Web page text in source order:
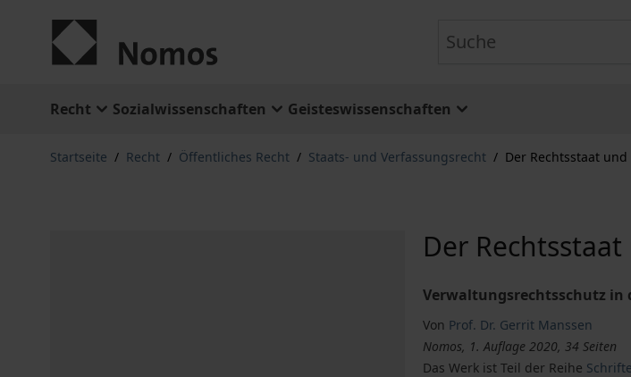
Recht Sozialwissenschaften Geisteswissenschaften
Startseite / Recht / Öffentliches Recht / Staats- und Verfassungsrecht / Der Rechtsstaat
Der
Verwaltungsrechtsschutz
Von Prof. Dr. Gerrit Manssen
Nomos, 1. Auflage 2020, 34 Seiten
Das Werk ist Teil der Reihe